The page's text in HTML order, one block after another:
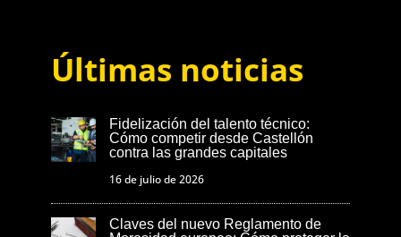
Últimas noticias
Fidelización del talento técnico:
Cómo competir desde Castellón
contra las grandes capitales
16 de julio de 2026
Claves del nuevo Reglamento de